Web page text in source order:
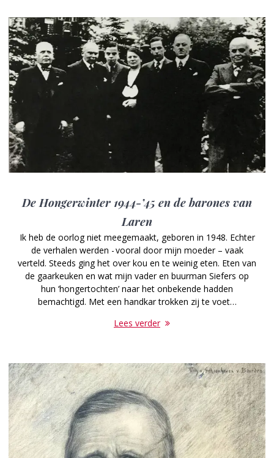
De Hongerwinter 1944-’45 en de barones van
Laren
Ik heb de oorlog niet meegemaakt, geboren in 1948. Echter
de verhalen werden - vooral door mijn moeder – vaak
verteld. Steeds ging het over kou en te weinig eten. Eten van
de gaarkeuken en wat mijn vader en buurman Siefers op
hun ‘hongertochten’ naar het onbekende hadden
bemachtigd. Met een handkar trokken zij te voet…
Lees verder